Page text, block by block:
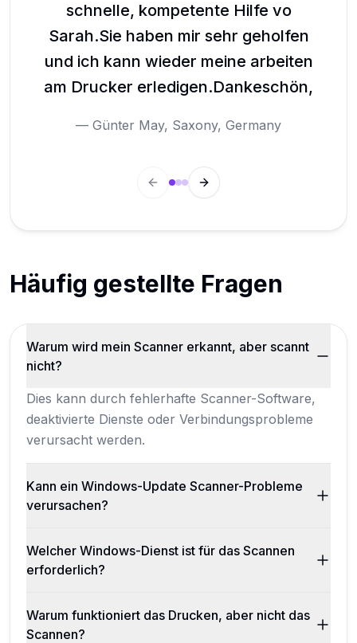
schnelle, kompetente Hilfe vo
Sarah.Sie haben mir sehr geholfen
und ich kann wieder meine arbeiten
am Drucker erledigen.Dankeschön,
— Günter May, Saxony, Germany
Previous slideNext slide
Häufig gestellte Fragen
Warum wird mein Scanner erkannt, aber scannt
nicht?
Dies kann durch fehlerhafte Scanner-Software,
deaktivierte Dienste oder Verbindungsprobleme
verursacht werden.
Kann ein Windows-Update Scanner-Probleme
verursachen?
Welcher Windows-Dienst ist für das Scannen
erforderlich?
Warum funktioniert das Drucken, aber nicht das
Scannen?